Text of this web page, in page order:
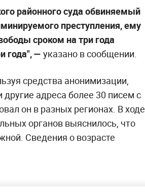
районного суда обвиняемый
преступления, ему
сроком на три года
года", — указано в сообщении.
средства анонимизации,
адреса более 30 писем с
он в разных регионах. В ходе
органов выяснилось, что
Сведения о возрасте